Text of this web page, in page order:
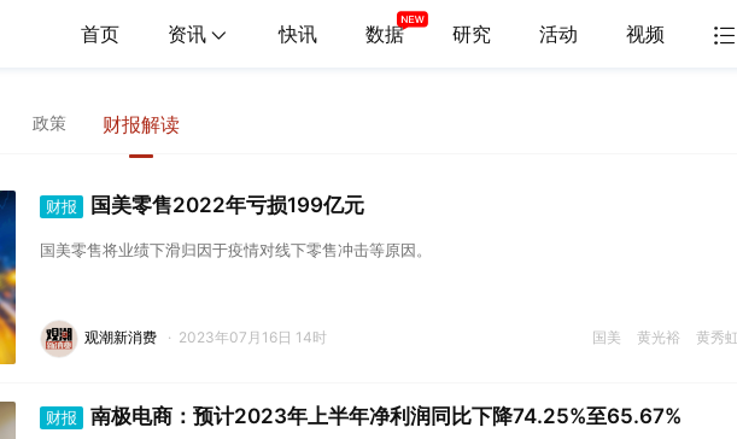
首页 资讯 快讯 数据 研究 活动 视频
政策 财报解读
财报 国美零售2022年亏损199亿元
国美零售将业绩下滑归因于疫情对线下零售冲击等原因。
国美 黄光裕 黄秀虹
观潮新消费 · 2023年07月16日 14时
财报 南极电商：预计2023年上半年净利润同比下降74.25%至65.67%